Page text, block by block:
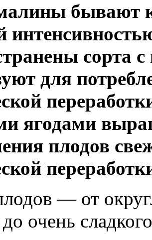
бывают
сорта
для
ягодами
плодов
— от
очень